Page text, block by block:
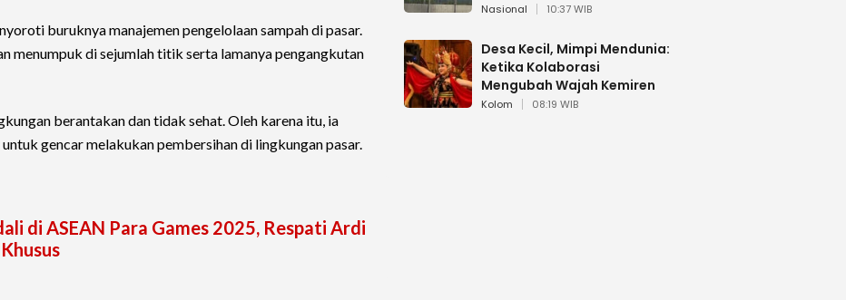
buruknya manajemen pengelolaan sampah di pasar.
menumpuk di sejumlah titik serta lamanya pengangkutan
berantakan dan tidak sehat. Oleh karena itu, ia
gencar melakukan pembersihan di lingkungan pasar.
di ASEAN Para Games 2025, Respati Ardi
Nasional 10:37 WIB
Desa Kecil, Mimpi Mendunia:
Ketika Kolaborasi
Mengubah Wajah Kemiren
Kolom 08:19 WIB